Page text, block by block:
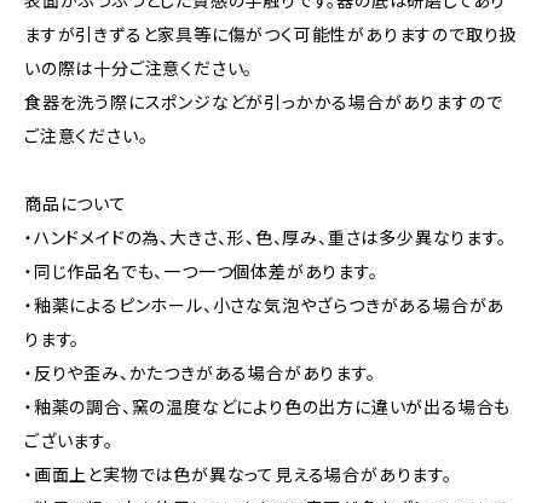
ますが引きずると家具等に傷がつく可能性がありますので取り扱
いの際は十分ご注意ください。
食器を洗う際にスポンジなどが引っかかる場合がありますので
ご注意ください。
商品について
・ハンドメイドの為、大きさ、形、色、厚み、重さは多少異なります。
・同じ作品名でも、一つ一つ個体差があります。
・釉薬によるピンホール、小さな気泡やざらつきがある場合があ
ります。
・反りや歪み、かたつきがある場合があります。
・釉薬の調合、窯の温度などにより色の出方に違いが出る場合も
ございます。
・画面上と実物では色が異なって見える場合があります。